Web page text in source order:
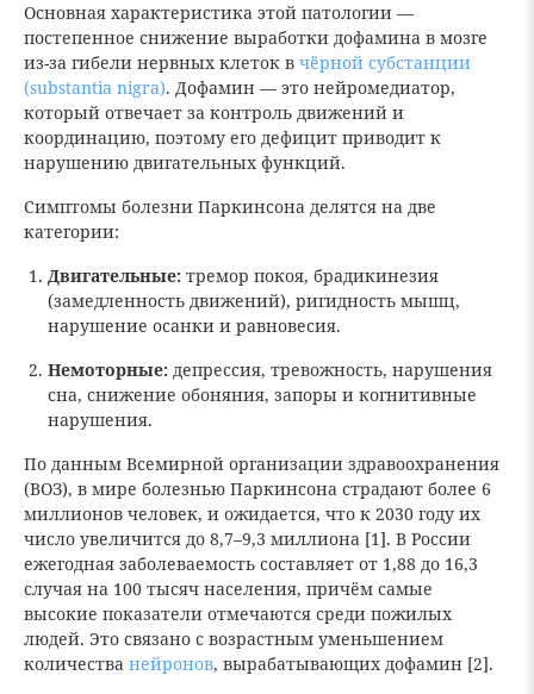
Основная характеристика этой патологии —
постепенное снижение выработки дофамина в мозге
из-за гибели нервных клеток в чёрной субстанции
(substantia nigra). Дофамин — это нейромедиатор,
который отвечает за контроль движений и
координацию, поэтому его дефицит приводит к
нарушению двигательных функций.
Симптомы болезни Паркинсона делятся на две
категории:
Двигательные: тремор покоя, брадикинезия
(замедленность движений), ригидность мышц,
нарушение осанки и равновесия.
Немоторные: депрессия, тревожность, нарушения
сна, снижение обоняния, запоры и когнитивные
нарушения.
По данным Всемирной организации здравоохранения
(ВОЗ), в мире болезнью Паркинсона страдают более 6
миллионов человек, и ожидается, что к 2030 году их
число увеличится до 8,7–9,3 миллиона [1]. В России
ежегодная заболеваемость составляет от 1,88 до 16,3
случая на 100 тысяч населения, причём самые
высокие показатели отмечаются среди пожилых
людей. Это связано с возрастным уменьшением
количества нейронов, вырабатывающих дофамин [2].